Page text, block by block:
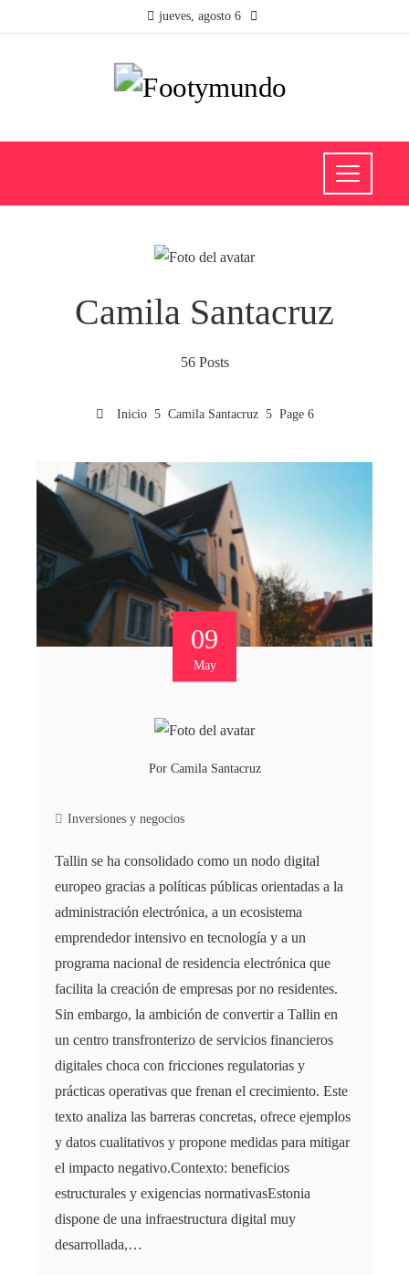
jueves, agosto 6
Camila Santacruz
56 Posts
Inicio Camila Santacruz Page 6
09
May
Por Camila Santacruz
Inversiones y negocios
Tallin se ha consolidado como un nodo digital
europeo gracias a políticas públicas orientadas a la
administración electrónica, a un ecosistema
emprendedor intensivo en tecnología y a un
programa nacional de residencia electrónica que
facilita la creación de empresas por no residentes.
Sin embargo, la ambición de convertir a Tallin en
un centro transfronterizo de servicios financieros
digitales choca con fricciones regulatorias y
prácticas operativas que frenan el crecimiento. Este
texto analiza las barreras concretas, ofrece ejemplos
y datos cualitativos y propone medidas para mitigar
el impacto negativo.Contexto: beneficios
estructurales y exigencias normativasEstonia
dispone de una infraestructura digital muy
desarrollada,…